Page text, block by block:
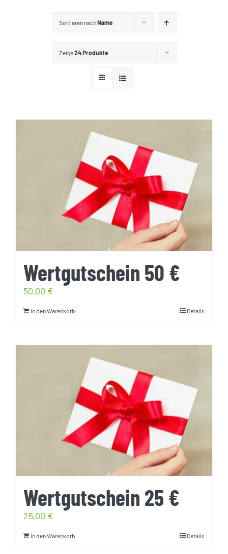
Vertrag widerrufen
Sortieren nachName
Zeige24 Produkte
Wertgutschein 50 €
50,00 €
In den Warenkorb Details
Wertgutschein 25 €
25,00 €
In den Warenkorb Details